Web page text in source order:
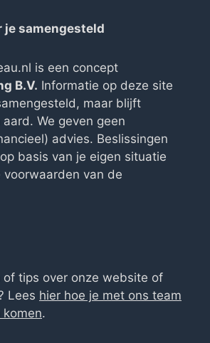
je samengesteld
is een concept
B.V. Informatie op deze site
maar blijft
We geven geen
advies. Beslissingen
basis van je eigen situatie
van de
of tips over onze website of
Lees hier hoe je met ons team
.